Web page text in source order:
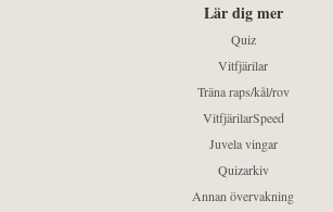
Lär dig mer
Quiz
Vitfjärilar
Träna raps/kål/rov
VitfjärilarSpeed
Juvela vingar
Quizarkiv
Annan övervakning